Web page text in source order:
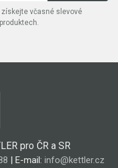
včasné slevové
pro ČR a SR
| E-mail: info@kettler.cz